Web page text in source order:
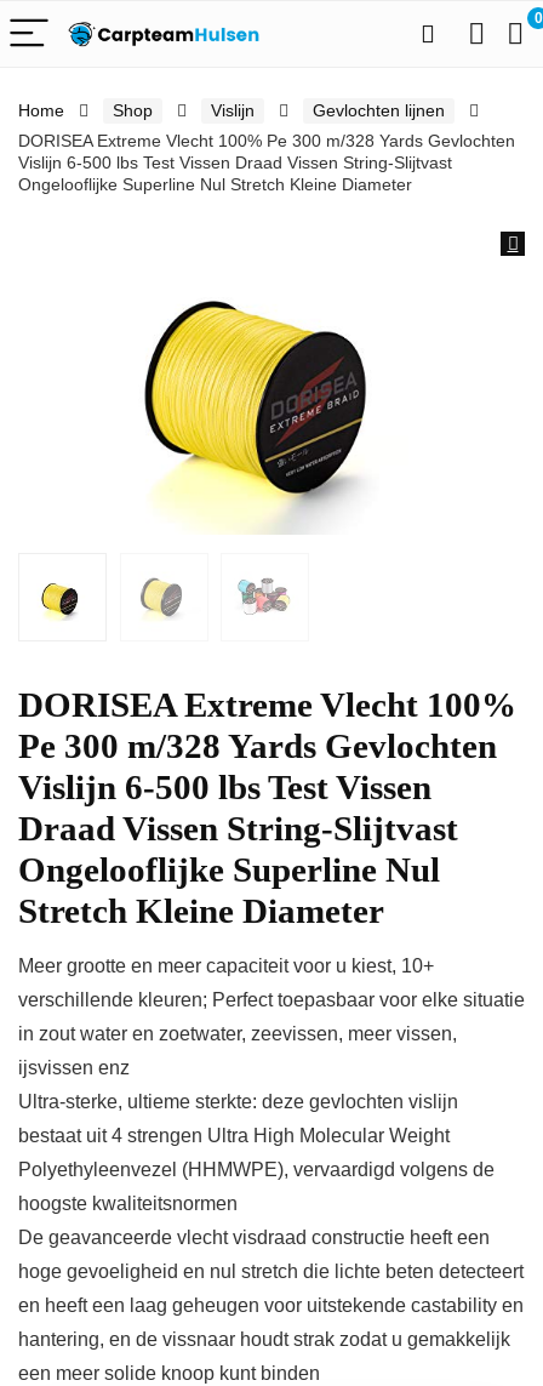
0
Home Shop Vislijn
Gevlochten lijnen
DORISEA Extreme Vlecht 100% Pe 300 m/328 Yards Gevlochten
Vislijn 6-500 lbs Test Vissen Draad Vissen String-Slijtvast
Ongelooflijke Superline Nul Stretch Kleine Diameter
DORISEA Extreme Vlecht 100%
Pe 300 m/328 Yards Gevlochten
Vislijn 6-500 lbs Test Vissen
Draad Vissen String-Slijtvast
Ongelooflijke Superline Nul
Stretch Kleine Diameter
Meer grootte en meer capaciteit voor u kiest, 10+
verschillende kleuren; Perfect toepasbaar voor elke situatie
in zout water en zoetwater, zeevissen, meer vissen,
ijsvissen enz
Ultra-sterke, ultieme sterkte: deze gevlochten vislijn
bestaat uit 4 strengen Ultra High Molecular Weight
Polyethyleenvezel (HHMWPE), vervaardigd volgens de
hoogste kwaliteitsnormen
De geavanceerde vlecht visdraad constructie heeft een
hoge gevoeligheid en nul stretch die lichte beten detecteert
en heeft een laag geheugen voor uitstekende castability en
hantering, en de vissnaar houdt strak zodat u gemakkelijk
een meer solide knoop kunt binden